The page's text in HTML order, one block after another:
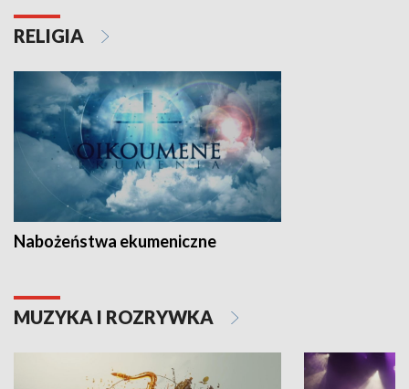
RELIGIA
Nabożeństwa ekumeniczne
MUZYKA I ROZRYWKA